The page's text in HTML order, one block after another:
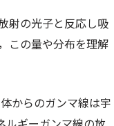
射の光子と反応し吸
この量や分布を理解
からのガンマ線は宇